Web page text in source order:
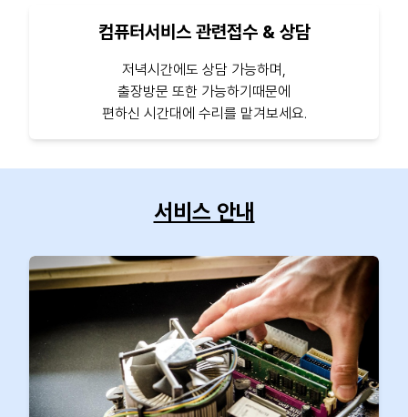
컴퓨터서비스 관련접수 & 상담
저녁시간에도 상담 가능하며,
출장방문 또한 가능하기때문에
편하신 시간대에 수리를 맡겨보세요.
서비스 안내